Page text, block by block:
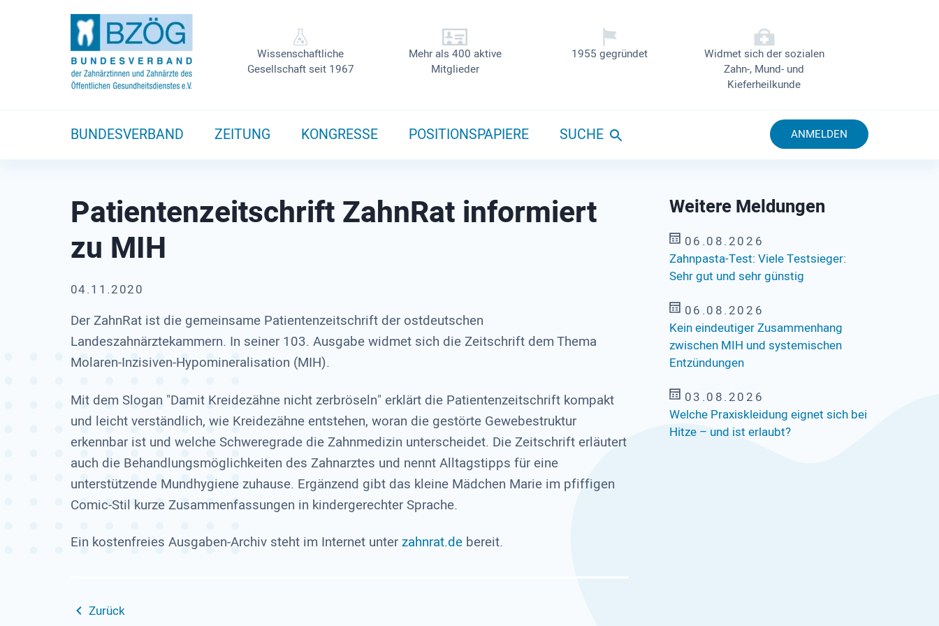
Wissenschaftliche
Gesellschaft seit 1967
Mehr als 400 aktive
Mitglieder
1955 gegründet
Widmet sich der sozialen
Zahn-, Mund- und
Kieferheilkunde
BUNDESVERBAND ZEITUNG KONGRESSE POSITIONSPAPIERE SUCHE ANMELDEN
Patienten­zeit­schrift Zahn­Rat informiert
zu MIH
04.11.2020
Der ZahnRat ist die gemeinsame Patientenzeitschrift der ostdeutschen
Landeszahnärztekammern. In seiner 103. Ausgabe widmet sich die Zeitschrift dem Thema
Molaren-Inzisiven-Hypomineralisation (MIH).
Mit dem Slogan "Damit Kreidezähne nicht zerbröseln" erklärt die Patientenzeitschrift kompakt
und leicht verständlich, wie Kreidezähne entstehen, woran die gestörte Gewebestruktur
erkennbar ist und welche Schweregrade die Zahnmedizin unterscheidet. Die Zeitschrift erläutert
auch die Behandlungsmöglichkeiten des Zahnarztes und nennt Alltagstipps für eine
unterstützende Mundhygiene zuhause. Ergänzend gibt das kleine Mädchen Marie im pfiffigen
Comic-Stil kurze Zusammenfassungen in kindergerechter Sprache.
Ein kostenfreies Ausgaben-Archiv steht im Internet unterzahnrat.debereit.
Zurück
Weitere Meldungen
06.08.2026
Zahnpasta-Test: Viele Testsieger:
Sehr gut und sehr günstig
06.08.2026
Kein eindeutiger Zusammenhang
zwischen MIH und systemischen
Entzündungen
03.08.2026
Welche Praxiskleidung eignet sich bei
Hitze – und ist erlaubt?